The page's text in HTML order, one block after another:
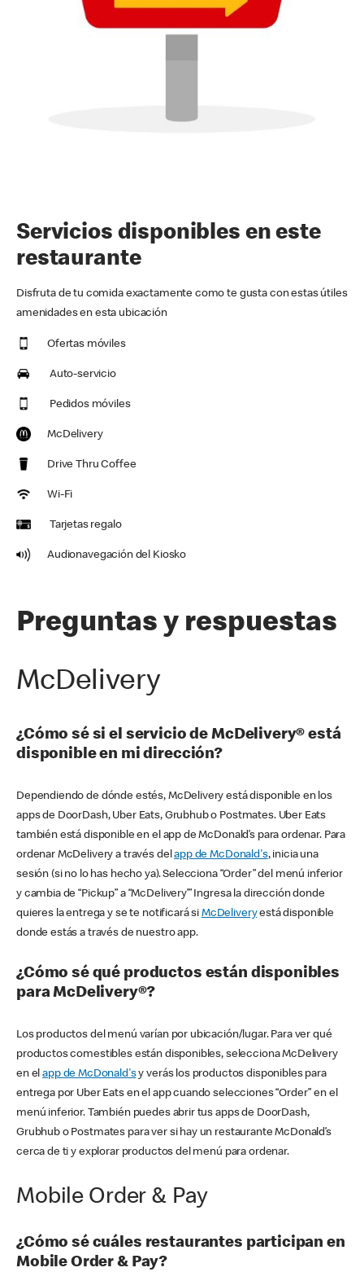
Servicios disponibles en este
restaurante
Disfruta de tu comida exactamente como te gusta con estas útiles
amenidades en esta ubicación
Ofertas móviles
Auto-servicio
Pedidos móviles
McDelivery
Drive Thru Coffee
Wi-Fi
Tarjetas regalo
Audionavegación del Kiosko
Preguntas y respuestas
McDelivery
¿Cómo sé si el servicio de McDelivery® está
disponible en mi dirección?
Dependiendo de dónde estés, McDelivery está disponible en los
apps de DoorDash, Uber Eats, Grubhub o Postmates. Uber Eats
también está disponible en el app de McDonald’s para ordenar. Para
ordenar McDelivery a través delapp de McDonald's, inicia una
sesión (si no lo has hecho ya). Selecciona “Order” del menú inferior
y cambia de “Pickup” a “McDelivery’” Ingresa la dirección donde
quieres la entrega y se te notificará si McDeliveryestá disponible
donde estás a través de nuestro app.
¿Cómo sé qué productos están disponibles
para McDelivery®?
Los productos del menú varían por ubicación/lugar. Para ver qué
productos comestibles están disponibles, selecciona McDelivery
en elapp de McDonald'sy verás los productos disponibles para
entrega por Uber Eats en el app cuando selecciones “Order” en el
menú inferior. También puedes abrir tus apps de DoorDash,
Grubhub o Postmates para ver si hay un restaurante McDonald’s
cerca de ti y explorar productos del menú para ordenar.
Mobile Order & Pay
¿Cómo sé cuáles restaurantes participan en
Mobile Order & Pay?